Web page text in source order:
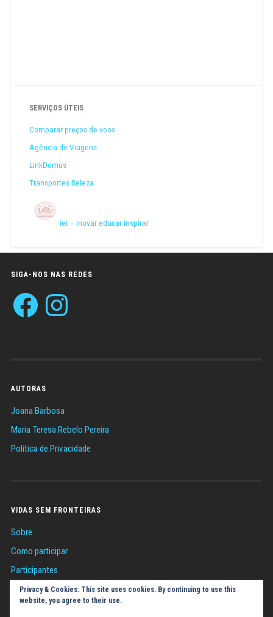
SERVIÇOS ÚTEIS
Comparar preços de voos
Agência de Viagens
LinkDomus
Transportes Beleza
iei – inovar educar inspirar
SIGA-NOS NAS REDES
Facebook Instagram
AUTORAS
Joana Barbosa
Maria Teresa Rebelo Pereira
Política de Privacidade
VIDAS SEM FRONTEIRAS
Sobre
Como participar
Participantes
Sugestões
Política de Cookies (UE)
Privacy & Cookies: This site uses cookies. By continuing to use this
website, you agree to their use.